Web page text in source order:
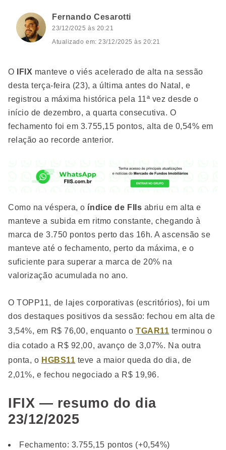
Fernando Cesarotti
23/12/2025 às 20:21
Atualizado em: 23/12/2025 às 20:21
O IFIX manteve o viés acelerado de alta na sessão
desta terça-feira (23), a última antes do Natal, e
registrou a máxima histórica pela 11ª vez desde o
início de dezembro, a quarta consecutiva. O
fechamento foi em 3.755,15 pontos, alta de 0,54% em
relação ao recorde anterior.
Como na véspera, o índice de FIIs abriu em alta e
manteve a subida em ritmo constante, chegando à
marca de 3.750 pontos perto das 16h. A ascensão se
manteve até o fechamento, perto da máxima, e o
suficiente para superar a marca de 20% na
valorização acumulada no ano.
O TOPP11, de lajes corporativas (escritórios), foi um
dos destaques positivos da sessão: fechou em alta de
3,54%, em R$ 76,00, enquanto oTGAR11 terminou o
dia cotado a R$ 92,00, avanço de 3,07%. Na outra
ponta, o HGBS11 teve a maior queda do dia, de
2,01%, e fechou negociado a R$ 19,96.
IFIX — resumo do dia
23/12/2025
Fechamento: 3.755,15 pontos (+0,54%)